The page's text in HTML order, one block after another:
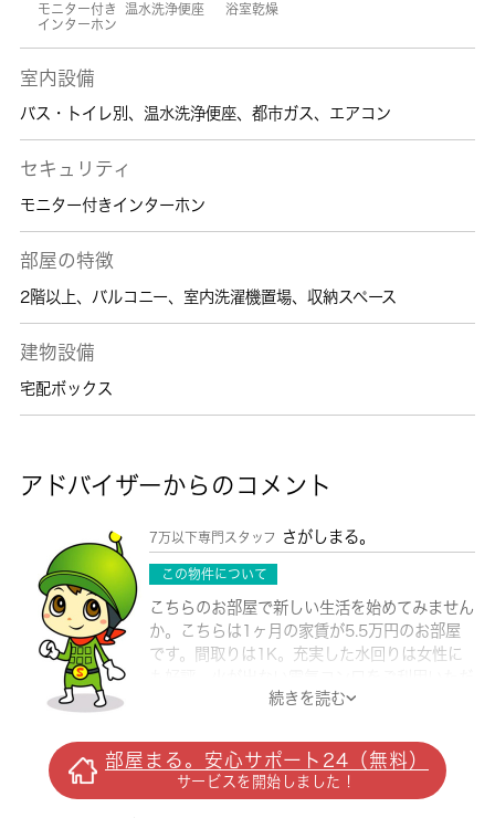
モニター付き
インターホン
温水洗浄便座 浴室乾燥
室内設備
バス・トイレ別 、 温水洗浄便座、 都市ガス、 エアコン
セキュリティ
モニター付きインターホン
部屋の特徴
2階以上、 バルコニー、 室内洗濯機置場、 収納スペース
建物設備
宅配ボックス
アドバイザーからのコメント
7万以下専門スタッフ さがしまる。
この物件について
こちらのお部屋で新しい生活を始めてみません
か。こちらは1ヶ月の家賃が5.5万円のお部屋
です。間取りは1K。充実した水回りは女性に
けます。千葉市中央区に引っ越しをご予定な
ィにお伝えください。お客様の希望条件に合っ
たお部屋をご紹介致します。
続きを読む
部屋まる。安心サポート24（無料）
サービスを開始しました！